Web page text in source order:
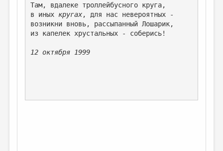
ОБЗОР ЛИТЕРАТУРЫ
СТРАНИЦЫ ПАМЯТИ
ОТ РЕДАКЦИИ
Там, вдалеке троллейбусного круга,
в иных кругах, для нас невероятных -
возникни вновь, рассыпанный Лошарик,
из капелек хрустальных - соберись!
12 октября 1999